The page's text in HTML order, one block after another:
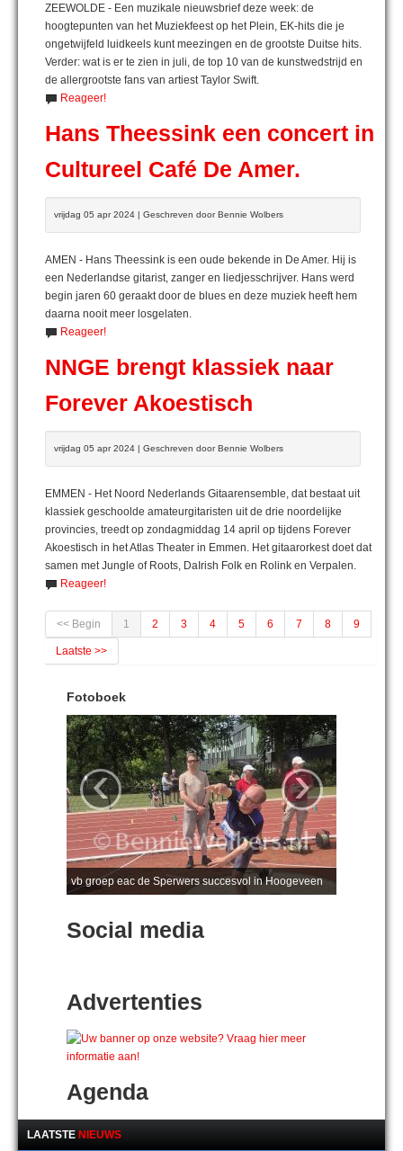
ZEEWOLDE - Een muzikale nieuwsbrief deze week: de
hoogtepunten van het Muziekfeest op het Plein, EK-hits die je
ongetwijfeld luidkeels kunt meezingen en de grootste Duitse hits.
Verder: wat is er te zien in juli, de top 10 van de kunstwedstrijd en
de allergrootste fans van artiest Taylor Swift.
Reageer!
Hans Theessink een concert in
Cultureel Café De Amer.
vrijdag 05 apr 2024 | Geschreven door Bennie Wolbers
AMEN - Hans Theessink is een oude bekende in De Amer. Hij is
een Nederlandse gitarist, zanger en liedjesschrijver. Hans werd
begin jaren 60 geraakt door de blues en deze muziek heeft hem
daarna nooit meer losgelaten.
Reageer!
NNGE brengt klassiek naar
Forever Akoestisch
vrijdag 05 apr 2024 | Geschreven door Bennie Wolbers
EMMEN - Het Noord Nederlands Gitaarensemble, dat bestaat uit
klassiek geschoolde amateurgitaristen uit de drie noordelijke
provincies, treedt op zondagmiddag 14 april op tijdens Forever
Akoestisch in het Atlas Theater in Emmen. Het gitaarorkest doet dat
samen met Jungle of Roots, DaIrish Folk en Rolink en Verpalen.
Reageer!
<< Begin 1 2 3 4 5 6 7 8 9
Laatste >>
Fotoboek
vb groep eac de Sperwers succesvol in Hoogeveen
‹ ›
Social media
Advertenties
Agenda
LAATSTE NIEUWS